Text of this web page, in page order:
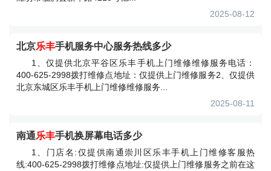
2025-08-12
北京乐丰手机服务中心服务热线多少
1、仅提供北京平谷区乐丰手机上门维修维修服务电话：
400-625-2998拨打维修点地址：仅提供上门维修服务2、仅提供
北京东城区乐丰手机上门维修维修服务...
2025-08-11
南通乐丰手机换屏幕电话多少
1、门店名:仅提供南通崇川区乐丰手机上门维修客服热
线:400-625-2998拨打维修点地址:仅提供上门维修服务之前在这